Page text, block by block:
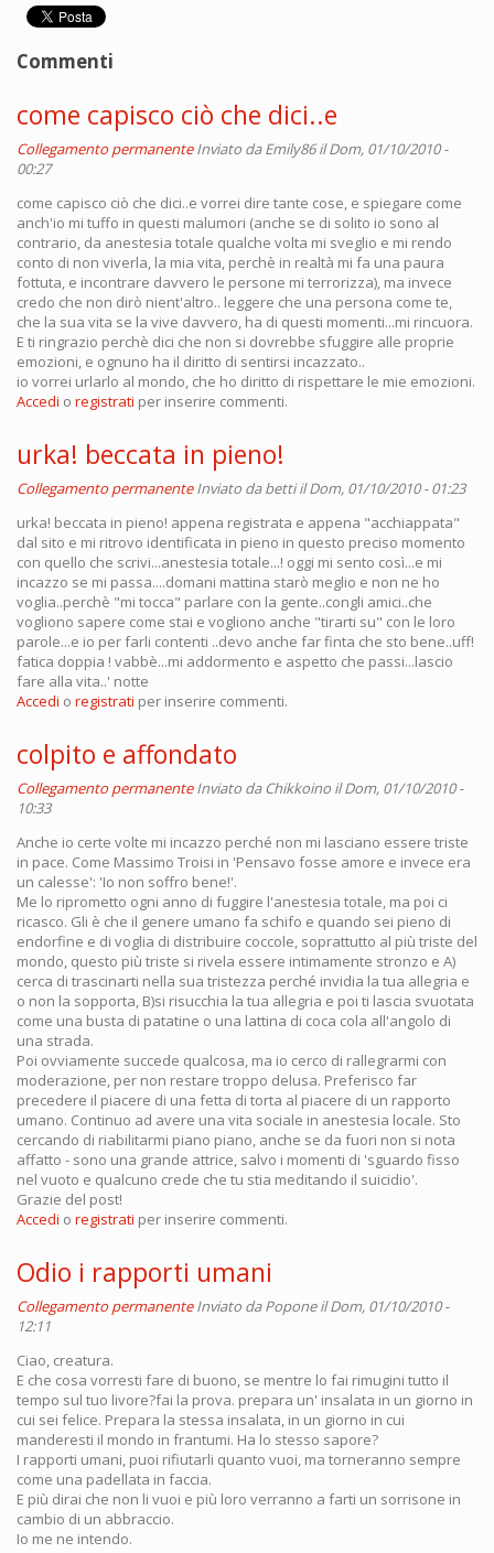
Commenti
come capisco ciò che dici..e
Collegamento permanente Inviato daEmily86il Dom, 01/10/2010 -
00:27
come capisco ciò che dici..e vorrei dire tante cose, e spiegare come
anch'io mi tuffo in questi malumori (anche se di solito io sono al
contrario, da anestesia totale qualche volta mi sveglio e mi rendo
conto di non viverla, la mia vita, perchè in realtà mi fa una paura
fottuta, e incontrare davvero le persone mi terrorizza), ma invece
credo che non dirò nient'altro.. leggere che una persona come te,
che la sua vita se la vive davvero, ha di questi momenti...mi rincuora.
E ti ringrazio perchè dici che non si dovrebbe sfuggire alle proprie
emozioni, e ognuno ha il diritto di sentirsi incazzato..
io vorrei urlarlo al mondo, che ho diritto di rispettare le mie emozioni.
Accedi o registrati per inserire commenti.
urka! beccata in pieno!
Collegamento permanente Inviato dabettiil Dom, 01/10/2010 - 01:23
urka! beccata in pieno! appena registrata e appena "acchiappata"
dal sito e mi ritrovo identificata in pieno in questo preciso momento
con quello che scrivi...anestesia totale...! oggi mi sento così...e mi
incazzo se mi passa....domani mattina starò meglio e non ne ho
voglia..perchè "mi tocca" parlare con la gente..congli amici..che
vogliono sapere come stai e vogliono anche "tirarti su" con le loro
parole...e io per farli contenti ..devo anche far finta che sto bene..uff!
fatica doppia ! vabbè...mi addormento e aspetto che passi...lascio
fare alla vita..' notte
Accedi o registrati per inserire commenti.
colpito e affondato
Collegamento permanente Inviato daChikkoino il Dom, 01/10/2010 -
10:33
Anche io certe volte mi incazzo perché non mi lasciano essere triste
in pace. Come Massimo Troisi in 'Pensavo fosse amore e invece era
un calesse': 'Io non soffro bene!'.
Me lo riprometto ogni anno di fuggire l'anestesia totale, ma poi ci
ricasco. Gli è che il genere umano fa schifo e quando sei pieno di
endorfine e di voglia di distribuire coccole, soprattutto al più triste del
mondo, questo più triste si rivela essere intimamente stronzo e A)
cerca di trascinarti nella sua tristezza perché invidia la tua allegria e
o non la sopporta, B)si risucchia la tua allegria e poi ti lascia svuotata
come una busta di patatine o una lattina di coca cola all'angolo di
una strada.
Poi ovviamente succede qualcosa, ma io cerco di rallegrarmi con
moderazione, per non restare troppo delusa. Preferisco far
precedere il piacere di una fetta di torta al piacere di un rapporto
umano. Continuo ad avere una vita sociale in anestesia locale. Sto
cercando di riabilitarmi piano piano, anche se da fuori non si nota
affatto - sono una grande attrice, salvo i momenti di 'sguardo fisso
nel vuoto e qualcuno crede che tu stia meditando il suicidio'.
Grazie del post!
Accedi o registrati per inserire commenti.
Odio i rapporti umani
Collegamento permanente Inviato daPoponeil Dom, 01/10/2010 -
12:11
Ciao, creatura.
E che cosa vorresti fare di buono, se mentre lo fai rimugini tutto il
tempo sul tuo livore?fai la prova. prepara un' insalata in un giorno in
cui sei felice. Prepara la stessa insalata, in un giorno in cui
manderesti il mondo in frantumi. Ha lo stesso sapore?
I rapporti umani, puoi rifiutarli quanto vuoi, ma torneranno sempre
come una padellata in faccia.
E più dirai che non li vuoi e più loro verranno a farti un sorrisone in
cambio di un abbraccio.
Io me ne intendo.